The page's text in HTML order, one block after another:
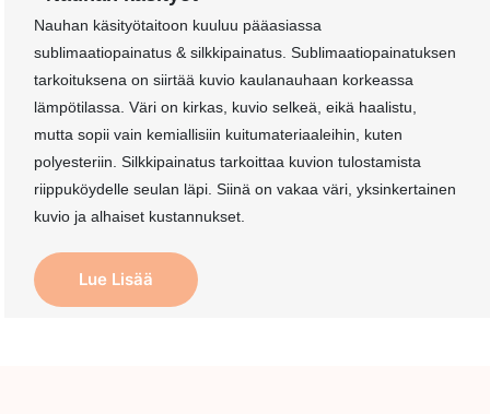
Nauhan käsityötaitoon kuuluu pääasiassa
sublimaatiopainatus & silkkipainatus. Sublimaatiopainatuksen
tarkoituksena on siirtää kuvio kaulanauhaan korkeassa
lämpötilassa. Väri on kirkas, kuvio selkeä, eikä haalistu,
mutta sopii vain kemiallisiin kuitumateriaaleihin, kuten
polyesteriin. Silkkipainatus tarkoittaa kuvion tulostamista
riippuköydelle seulan läpi. Siinä on vakaa väri, yksinkertainen
kuvio ja alhaiset kustannukset.
Lue Lisää